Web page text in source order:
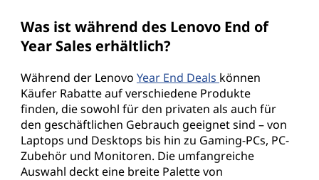
Was ist während des Lenovo End of
Year Sales erhältlich?
Während der Lenovo Year End Deals können
Käufer Rabatte auf verschiedene Produkte
finden, die sowohl für den privaten als auch für
den geschäftlichen Gebrauch geeignet sind – von
Laptops und Desktops bis hin zu Gaming-PCs, PC-
Zubehör und Monitoren. Die umfangreiche
Auswahl deckt eine breite Palette von